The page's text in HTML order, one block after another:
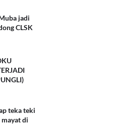
jadi
CLSK
teka teki
di